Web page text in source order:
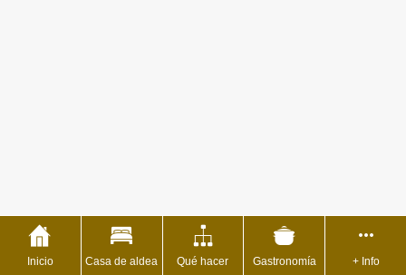
Inicio Casa de aldea Qué hacer Gastronomía + Info